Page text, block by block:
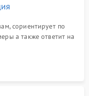
сориентирует по
а также ответит на